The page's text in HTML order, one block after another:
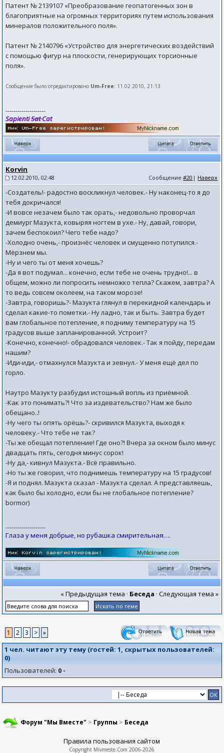
Патент № 2139107 «Преобразование геопатогенных зон в
благоприятные на огромных территориях путем использования
минералов положительного поля».
Патент № 2140796 «Устройство для энергетических воздействий
с помощью фигур на плоскости, генерирующих торсионные
поля».
Сообщение было отредактировано Um-Free: 11.02.2010, 21:13
--------------------
SapientiSatCat
Коrvin
12.02.2010, 02:48 Сообщение#20 | Наверх
-Создатель!- радостно воскликнул человек.- Ну наконец-то я до
тебя докричался!
-И вовсе незачем было так орать,- недовольно проворчал
демиург Мазукта, ковыряя ногтем в ухе.- Ну, давай, говори,
зачем беспокоил? Чего тебе надо?
-Холодно очень,- произнёс человек и смущенно потупился.-
Мёрзнем мы.
-Ну и чего ты от меня хочешь?
-Да я вот подумал... конечно, если тебе не очень трудно!... в
общем, можно ли попросить немножко тепла? Скажем, завтра? А
то ведь совсем околеем, на таком морозе!
-Завтра, говоришь?- Мазукта глянул в перекидной календарь и
сделал какие-то пометки.- Ну ладно, так и быть. Завтра будет
вам глобальное потепление, я подниму температуру на 15
градусов выше запланированной. Устроит?
-Конечно, конечно!- обрадовался человек.- Так я пойду, передам
нашим?
-Иди-иди,- отмахнулся Мазукта и зевнул.- У меня ещё дел по
горло.
Наутро Мазукту разбудил истошный вопль из приёмной.
-Как это понимать?! Что за издевательство? Нам же было
обещано..!
-Ну чего ты опять орёшь?- скривился Мазукта, выходя к
человеку.- Что тебе не так?
-Ты же обещал потепление! Где оно?! Вчера за окном было минус
двадцать пять, сегодня минус сорок!
-Ну да,- кивнул Мазукта.- Всё правильно.
-Но ты же говорил, что поднимешь температуру на 15 градусов!
-Я и поднял. Мазукта сказал - Мазукта сделал. А представляешь,
как было бы холодно, если бы не глобальное потепление?
bormor)
--------------------
Глаза у меня добрые, но рубашка смирительная….
« Предыдущая тема · Беседа · Следующая тема »
1 2 3 > »
1 чел. читают эту тему (гостей:1, скрытых пользователей:
0)
Пользователей: 0 -
Форум "Мы Вместе" > Группы > Беседа
Правила пользования сайтом
Copyright Mivmeste.Com 2006-2026